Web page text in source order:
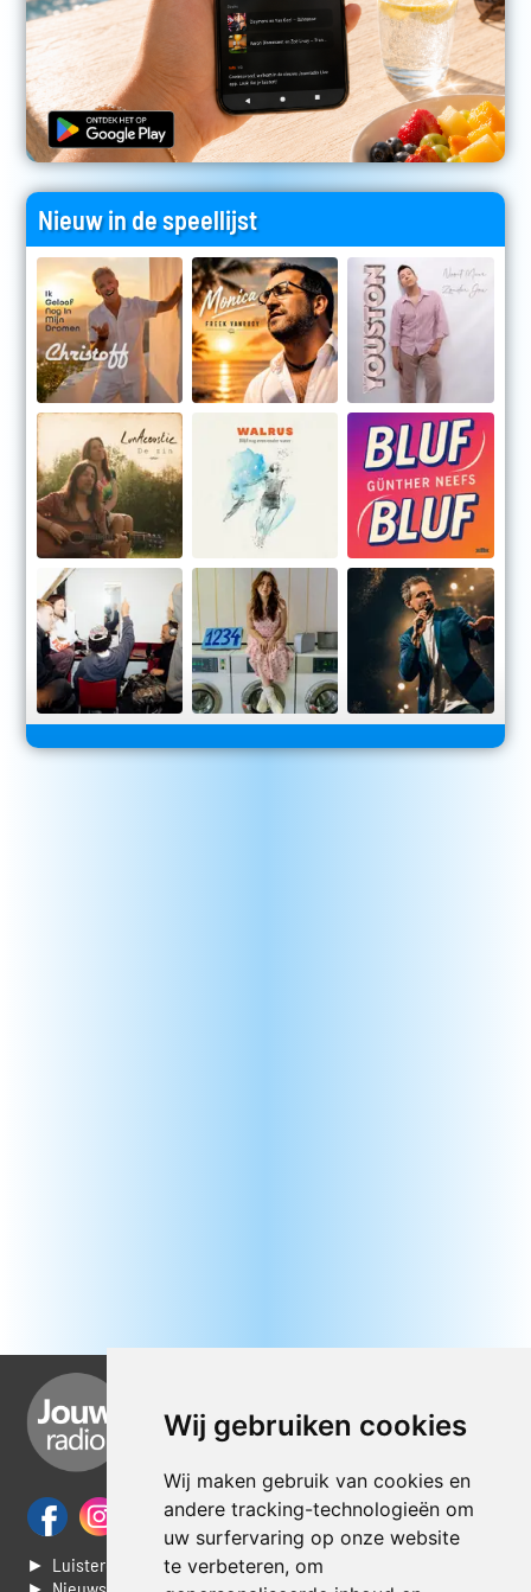
Wij gebruiken cookies
Wij maken gebruik van cookies en
andere tracking-technologieën om
uw surfervaring op onze website
te verbeteren, om
Nieuw in de speellijst
► Luisteren naar Jouwradio